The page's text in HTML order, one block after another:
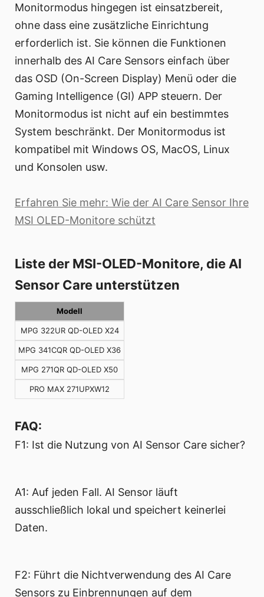
Monitormodus hingegen ist einsatzbereit,
ohne dass eine zusätzliche Einrichtung
erforderlich ist. Sie können die Funktionen
innerhalb des AI Care Sensors einfach über
das OSD (On-Screen Display) Menü oder die
Gaming Intelligence (GI) APP steuern. Der
Monitormodus ist nicht auf ein bestimmtes
System beschränkt. Der Monitormodus ist
kompatibel mit Windows OS, MacOS, Linux
und Konsolen usw.
Erfahren Sie mehr: Wie der AI Care Sensor Ihre
MSI OLED-Monitore schützt
Liste der MSI-OLED-Monitore, die AI
Sensor Care unterstützen
Modell
MPG 322UR QD-OLED X24
MPG 341CQR QD-OLED X36
MPG 271QR QD-OLED X50
PRO MAX 271UPXW12
FAQ:
F1: Ist die Nutzung von AI Sensor Care sicher?
A1: Auf jeden Fall. AI Sensor läuft
ausschließlich lokal und speichert keinerlei
Daten.
F2: Führt die Nichtverwendung des AI Care
Sensors zu Einbrennungen auf dem